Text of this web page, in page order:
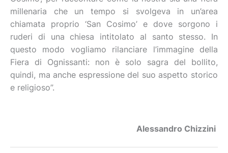
millenaria che un tempo si svolgeva in un’area
chiamata proprio ‘San Cosimo’ e dove sorgono i
ruderi di una chiesa intitolato al santo stesso. In
questo modo vogliamo rilanciare l’immagine della
Fiera di Ognissanti: non è solo sagra del bollito,
quindi, ma anche espressione del suo aspetto storico
e religioso”.
Alessandro Chizzini